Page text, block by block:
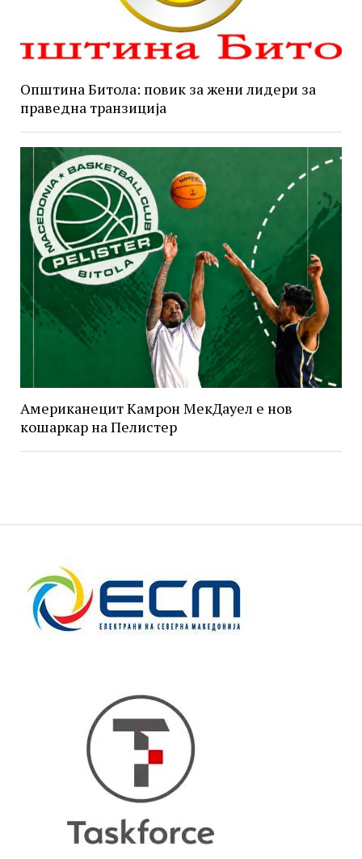
Општина Битола: повик за жени лидери за
праведна транзиција
Американецит Камрон МекДауел е нов
кошаркар на Пелистер